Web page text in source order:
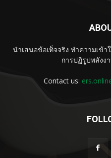
นำเสนอข้อเท็จจริง ทำความเข้
การปฏิรูปพลัง
Contact us: